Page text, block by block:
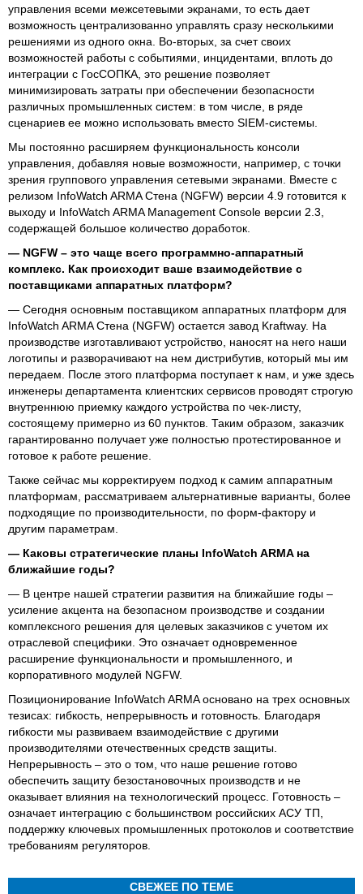
управления всеми межсетевыми экранами, то есть дает
возможность централизованно управлять сразу несколькими
решениями из одного окна. Во-вторых, за счет своих
возможностей работы с событиями, инцидентами, вплоть до
интеграции с ГосСОПКА, это решение позволяет
минимизировать затраты при обеспечении безопасности
различных промышленных систем: в том числе, в ряде
сценариев ее можно использовать вместо SIEM-системы.
Мы постоянно расширяем функциональность консоли
управления, добавляя новые возможности, например, с точки
зрения группового управления сетевыми экранами. Вместе с
релизом InfoWatch ARMA Стена (NGFW) версии 4.9 готовится к
выходу и InfoWatch ARMA Management Console версии 2.3,
содержащей большое количество доработок.
— NGFW – это чаще всего программно-аппаратный
комплекс. Как происходит ваше взаимодействие с
поставщиками аппаратных платформ?
— Сегодня основным поставщиком аппаратных платформ для
InfoWatch ARMA Стена (NGFW) остается завод Kraftway. На
производстве изготавливают устройство, наносят на него наши
логотипы и разворачивают на нем дистрибутив, который мы им
передаем. После этого платформа поступает к нам, и уже здесь
инженеры департамента клиентских сервисов проводят строгую
внутреннюю приемку каждого устройства по чек-листу,
состоящему примерно из 60 пунктов. Таким образом, заказчик
гарантированно получает уже полностью протестированное и
готовое к работе решение.
Также сейчас мы корректируем подход к самим аппаратным
платформам, рассматриваем альтернативные варианты, более
подходящие по производительности, по форм-фактору и
другим параметрам.
— Каковы стратегические планы InfoWatch ARMA на
ближайшие годы?
— В центре нашей стратегии развития на ближайшие годы –
усиление акцента на безопасном производстве и создании
комплексного решения для целевых заказчиков с учетом их
отраслевой специфики. Это означает одновременное
расширение функциональности и промышленного, и
корпоративного модулей NGFW.
Позиционирование InfoWatch ARMA основано на трех основных
тезисах: гибкость, непрерывность и готовность. Благодаря
гибкости мы развиваем взаимодействие с другими
производителями отечественных средств защиты.
Непрерывность – это о том, что наше решение готово
обеспечить защиту безостановочных производств и не
оказывает влияния на технологический процесс. Готовность –
означает интеграцию с большинством российских АСУ ТП,
поддержку ключевых промышленных протоколов и соответствие
требованиям регуляторов.
СВЕЖЕЕ ПО ТЕМЕ